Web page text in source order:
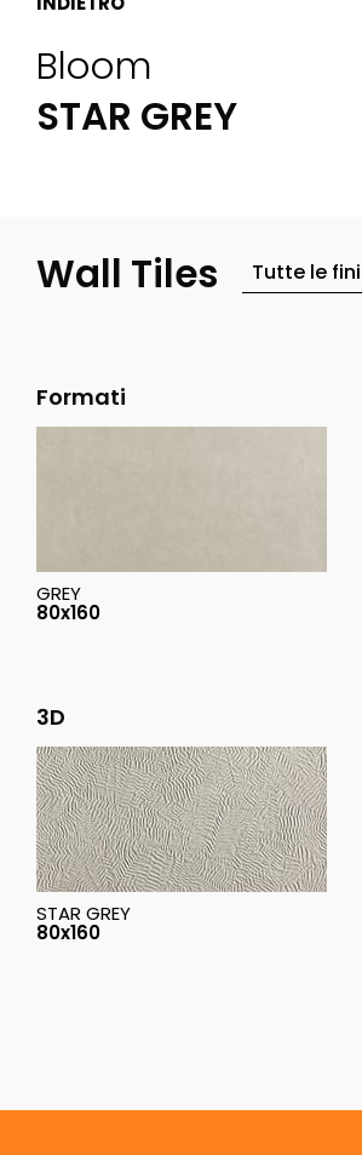
Bloom
STAR GREY
Wall Tiles
Formati
GREY
80x160
3D
STAR GREY
80x160